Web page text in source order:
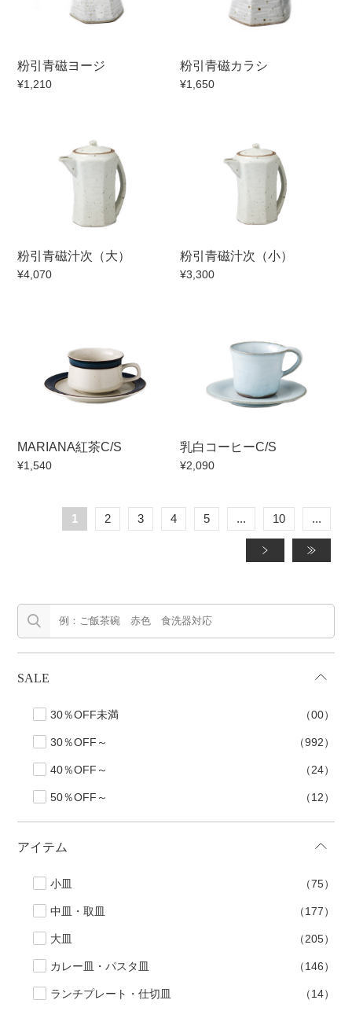
粉引青磁ヨージ
¥1,210
粉引青磁カラシ
¥1,650
粉引青磁汁次（大）
¥4,070
粉引青磁汁次（小）
¥3,300
MARIANA紅茶C/S
¥1,540
乳白コーヒーC/S
¥2,090
1 2 3 4 5 ... 10 ...
»
SALE
30％OFF未満 （00）
30％OFF～ （992）
40％OFF～ （24）
50％OFF～ （12）
アイテム
小皿 （75）
中皿・取皿 （177）
大皿 （205）
カレー皿・パスタ皿 （146）
ランチプレート・仕切皿 （14）